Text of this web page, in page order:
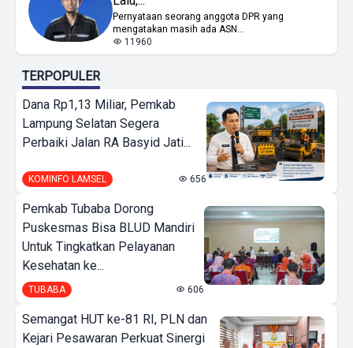
Pernyataan seorang anggota DPR yang
mengatakan masih ada ASN...
11960
TERPOPULER
Dana Rp1,13 Miliar, Pemkab
Lampung Selatan Segera
Perbaiki Jalan RA Basyid Jati...
KOMINFO LAMSEL 656
Pemkab Tubaba Dorong
Puskesmas Bisa BLUD Mandiri
Untuk Tingkatkan Pelayanan
Kesehatan ke...
TUBABA 606
Semangat HUT ke-81 RI, PLN dan
Kejari Pesawaran Perkuat Sinergi